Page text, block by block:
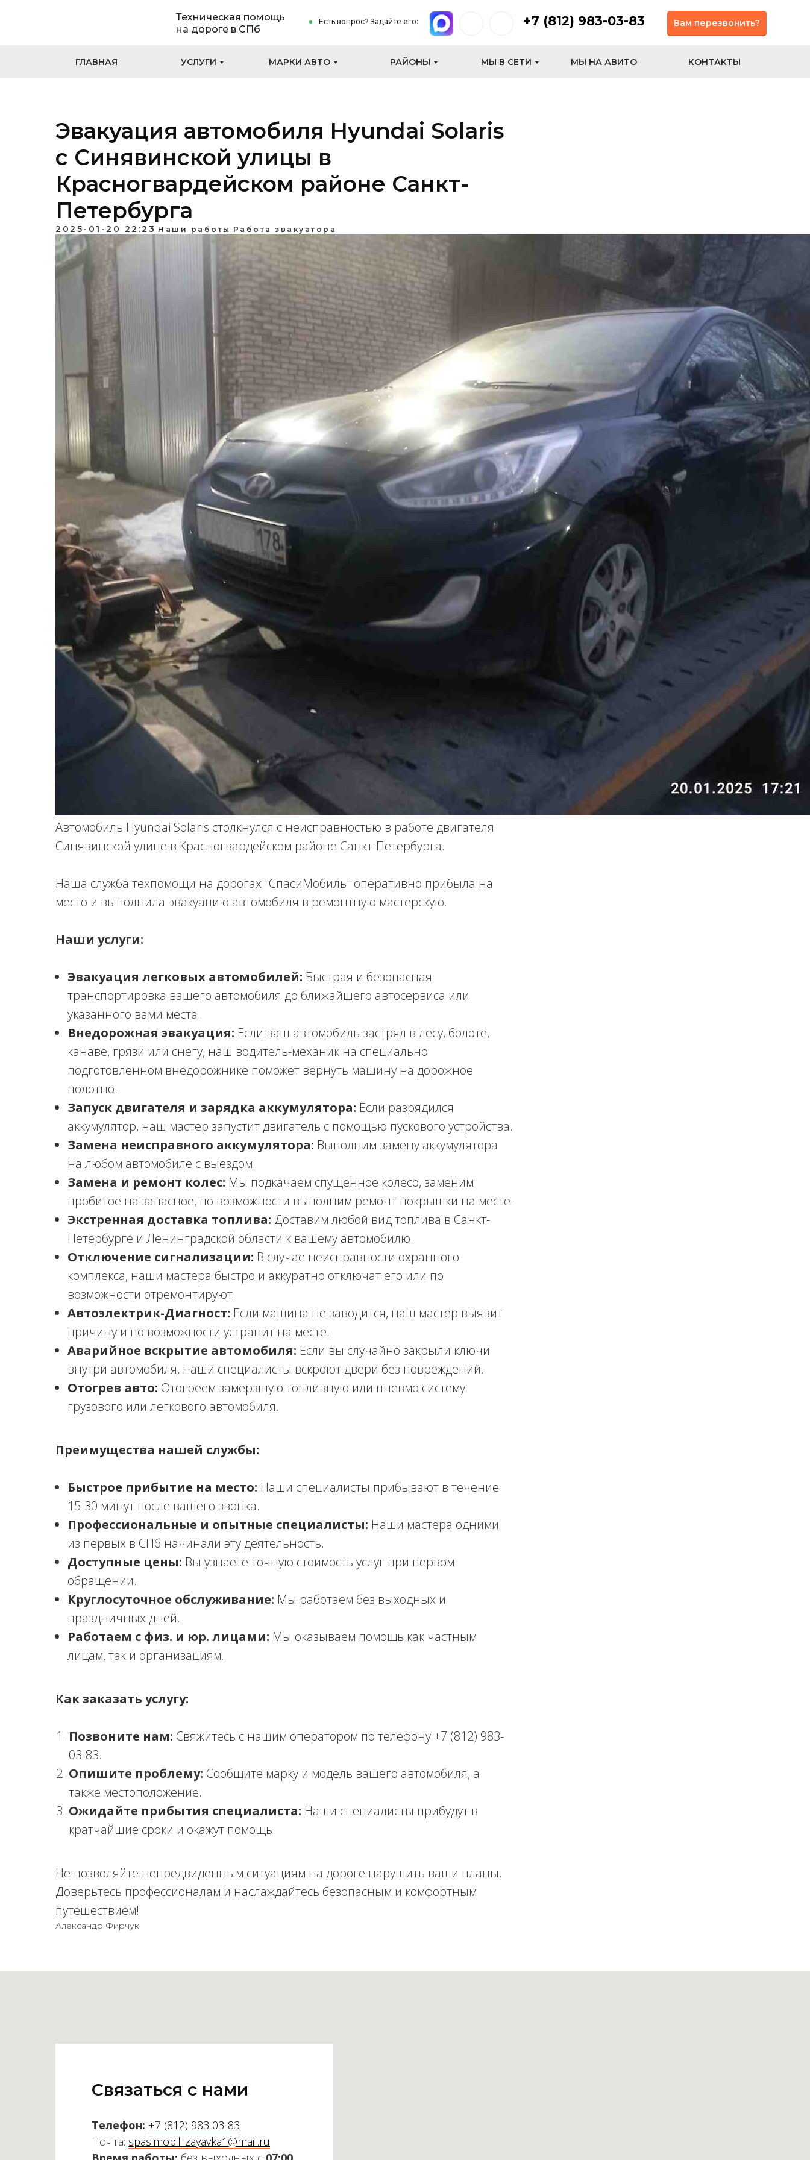
Есть вопрос? Задайте его:
ГЛАВНАЯ
+7 (812) 983-03-83
УСЛУГИ МАРКИ АВТО РАЙОНЫ МЫ В СЕТИ МЫ НА АВИТО КОНТАКТЫ
Вам перезвонить?
Техническая помощь
на дороге в СПб
Эвакуация автомобиля Hyundai Solaris
с Синявинской улицы в
Красногвардейском районе Санкт-
Петербурга
2025-01-20 22:23 Наши работы Работа эвакуатора
Автомобиль Hyundai Solaris столкнулся с неисправностью в работе двигателя
Синявинской улице в Красногвардейском районе Санкт-Петербурга.
Наша служба техпомощи на дорогах "СпасиМобиль" оперативно прибыла на
место и выполнила эвакуацию автомобиля в ремонтную мастерскую.
Наши услуги:
Эвакуация легковых автомобилей: Быстрая и безопасная
транспортировка вашего автомобиля до ближайшего автосервиса или
указанного вами места.
Внедорожная эвакуация: Если ваш автомобиль застрял в лесу, болоте,
канаве, грязи или снегу, наш водитель-механик на специально
подготовленном внедорожнике поможет вернуть машину на дорожное
полотно.
Запуск двигателя и зарядка аккумулятора: Если разрядился
аккумулятор, наш мастер запустит двигатель с помощью пускового устройства.
Замена неисправного аккумулятора: Выполним замену аккумулятора
на любом автомобиле с выездом.
Замена и ремонт колес: Мы подкачаем спущенное колесо, заменим
пробитое на запасное, по возможности выполним ремонт покрышки на месте.
Экстренная доставка топлива: Доставим любой вид топлива в Санкт-
Петербурге и Ленинградской области к вашему автомобилю.
Отключение сигнализации: В случае неисправности охранного
комплекса, наши мастера быстро и аккуратно отключат его или по
возможности отремонтируют.
Автоэлектрик-Диагност: Если машина не заводится, наш мастер выявит
причину и по возможности устранит на месте.
Аварийное вскрытие автомобиля: Если вы случайно закрыли ключи
внутри автомобиля, наши специалисты вскроют двери без повреждений.
Отогрев авто: Отогреем замерзшую топливную или пневмо систему
грузового или легкового автомобиля.
Преимущества нашей службы:
Быстрое прибытие на место: Наши специалисты прибывают в течение
15-30 минут после вашего звонка.
Профессиональные и опытные специалисты: Наши мастера одними
из первых в СПб начинали эту деятельность.
Доступные цены: Вы узнаете точную стоимость услуг при первом
обращении.
Круглосуточное обслуживание: Мы работаем без выходных и
праздничных дней.
Работаем с физ. и юр. лицами: Мы оказываем помощь как частным
лицам, так и организациям.
Как заказать услугу:
Позвоните нам: Свяжитесь с нашим оператором по телефону +7 (812) 983-
03-83.
Опишите проблему: Сообщите марку и модель вашего автомобиля, а
также местоположение.
Ожидайте прибытия специалиста: Наши специалисты прибудут в
кратчайшие сроки и окажут помощь.
Не позволяйте непредвиденным ситуациям на дороге нарушить ваши планы.
Доверьтесь профессионалам и наслаждайтесь безопасным и комфортным
путешествием!
Александр Фирчук
Связаться с нами
Телефон: +7 (812) 983 03-83
Почта: spasimobil_zayavka1@mail.ru